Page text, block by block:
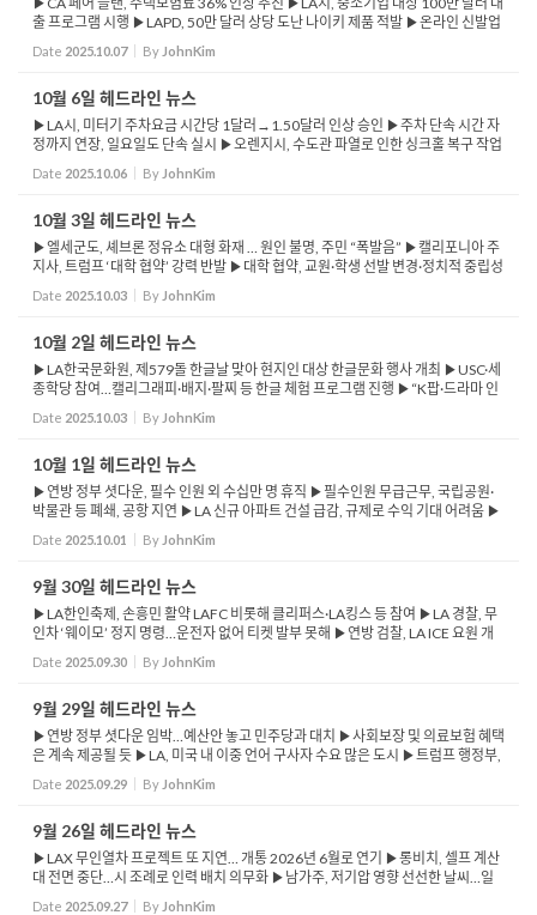
출 프로그램 시행 ▶LAPD, 50만 달러 상당 도난 나이키 제품 적발 ▶온라인 신발업
체 ‘쿨킥스LA’ 연루 정황 포착 ▶CA 주지사, ‘시끄러운 광고 금지’ 법안 ...
Date 2025.10.07 By JohnKim
10월 6일 헤드라인 뉴스
▶LA시, 미터기 주차요금 시간당 1달러→1.50달러 인상 승인 ▶주차 단속 시간 자
정까지 연장, 일요일도 단속 실시 ▶오렌지시, 수도관 파열로 인한 싱크홀 복구 작업
주중까지 계속 ▶4일 발생한 수도관 파열로 도로·물 공급 차질 ▶CDC, 코로나19 및
...
Date 2025.10.06 By JohnKim
10월 3일 헤드라인 뉴스
▶엘세군도, 셰브론 정유소 대형 화재 … 원인 불명, 주민 “폭발음” ▶캘리포니아 주
지사, 트럼프 ‘대학 협약’ 강력 반발 ▶대학 협약, 교원·학생 선발 변경·정치적 중립성
·트랜스젠더 여성 배제 ▶대학 협약,...
Date 2025.10.03 By JohnKim
10월 2일 헤드라인 뉴스
▶LA한국문화원, 제579돌 한글날 맞아 현지인 대상 한글문화 행사 개최 ▶USC·세
종학당 참여…캘리그래피·배지·팔찌 등 한글 체험 프로그램 진행 ▶“K팝·드라마 인
기 속 한국어 학습 열기 확산…한글 이해 넓히는...
Date 2025.10.03 By JohnKim
10월 1일 헤드라인 뉴스
▶연방 정부 셧다운, 필수 인원 외 수십만 명 휴직 ▶필수인원 무급근무, 국립공원·
박물관 등 폐쇄, 공항 지연 ▶LA 신규 아파트 건설 급감, 규제로 수익 기대 어려움 ▶
월마트, 인공 색소·보존료 30여 가지 제거 발표 ▶연방정부, 4년 만에 DACA 신...
Date 2025.10.01 By JohnKim
9월 30일 헤드라인 뉴스
▶LA한인축제, 손흥민 활약 LAFC 비롯해 클리퍼스·LA킹스 등 참여 ▶LA 경찰, 무
인차 ‘웨이모’ 정지 명령…운전자 없어 티켓 발부 못해 ▶연방 검찰, LA ICE 요원 개
인정보 유출 혐의 여성 3명 기소 ▶ICE 요원 추적하면서 생중계하고 집...
Date 2025.09.30 By JohnKim
9월 29일 헤드라인 뉴스
▶연방 정부 셧다운 임박…예산안 놓고 민주당과 대치 ▶사회보장 및 의료보험 혜택
은 계속 제공될 듯 ▶LA, 미국 내 이중 언어 구사자 수요 많은 도시 ▶트럼프 행정부,
CSU 대학 반유대주의 의혹 조사 착수 ▶22개 캠퍼스 모두 표적, 모든 직원의 개인
정보...
Date 2025.09.29 By JohnKim
9월 26일 헤드라인 뉴스
▶LAX 무인열차 프로젝트 또 지연… 개통 2026년 6월로 연기 ▶롱비치, 셀프 계산
대 전면 중단…시 조례로 인력 배치 의무화 ▶남가주, 저기압 영향 선선한 날씨…일
부 지역 뇌우·홍수 가능성 ▶트럼프 행정부 지원 중단 여파…최...
Date 2025.09.27 By JohnKim